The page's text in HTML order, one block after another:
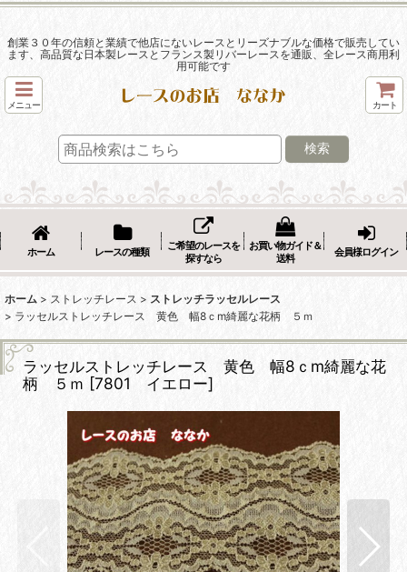
創業３０年の信頼と業績で他店にないレースとリーズナブルな価格で販売してい
ます、高品質な日本製レースとフランス製リバーレースを通販、全レース商用利
用可能です
メニュー カート
検索
ホーム レースの種類
ご希望のレースを
探すなら
お買い物ガイド＆
送料
会員様ログイン
ホーム > ストレッチレース > ストレッチラッセルレース
> ラッセルストレッチレース 黄色 幅8ｃm綺麗な花柄 ５ｍ
ラッセルストレッチレース 黄色 幅8ｃm綺麗な花
柄 ５ｍ [7801 イエロー]